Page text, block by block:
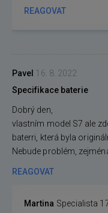
REAGOVAT
Pavel 16. 8. 2022
Specifikace baterie
Dobrý den,
vlastním model S7 ale
baterri, která byla
Nebude problém,
REAGOVAT
Martina Specialista